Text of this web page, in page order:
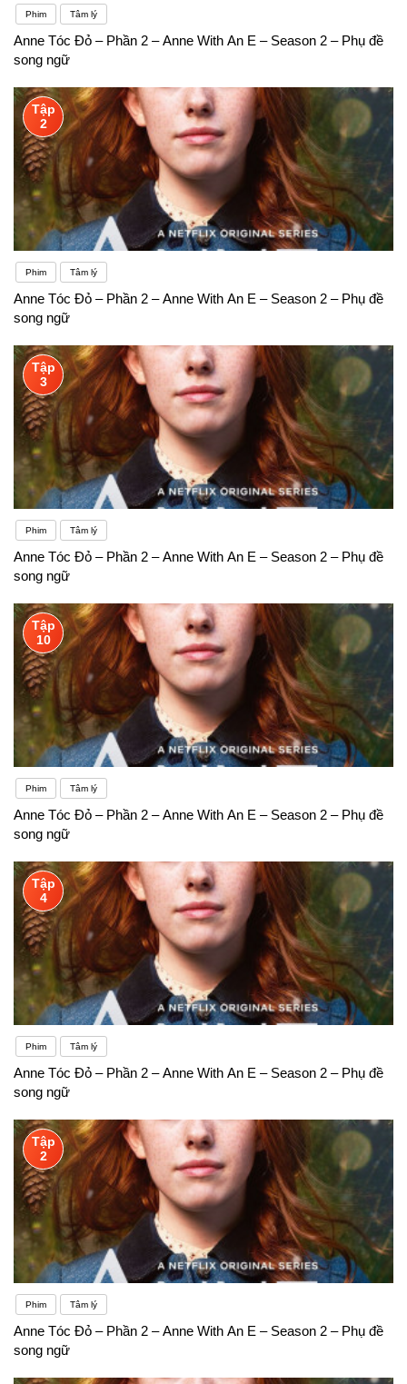
Phim Tâm lý
Anne Tóc Đỏ – Phần 2 – Anne With An E – Season 2 – Phụ đề
song ngữ
Tập
2
Phim Tâm lý
Anne Tóc Đỏ – Phần 2 – Anne With An E – Season 2 – Phụ đề
song ngữ
Tập
3
Phim Tâm lý
Anne Tóc Đỏ – Phần 2 – Anne With An E – Season 2 – Phụ đề
song ngữ
Tập
10
Phim Tâm lý
Anne Tóc Đỏ – Phần 2 – Anne With An E – Season 2 – Phụ đề
song ngữ
Tập
4
Phim Tâm lý
Anne Tóc Đỏ – Phần 2 – Anne With An E – Season 2 – Phụ đề
song ngữ
Tập
2
Phim Tâm lý
Anne Tóc Đỏ – Phần 2 – Anne With An E – Season 2 – Phụ đề
song ngữ